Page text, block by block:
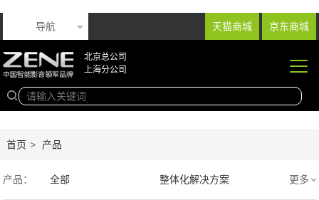
天猫商城 京东商城
导航
北京总公司
上海分公司
首页 > 产品
产品： 全部 整体化解决方案 更多